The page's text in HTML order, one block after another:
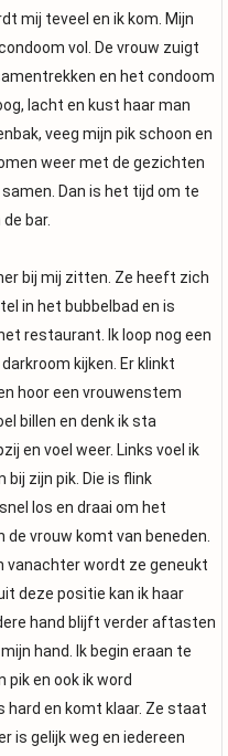
mij teveel en ik kom. Mijn
vol. De vrouw zuigt
en het condoom
lacht en kust haar man
veeg mijn pik schoon en
weer met de gezichten
Dan is het tijd om te
bar.
bij mij zitten. Ze heeft zich
in het bubbelbad en is
restaurant. Ik loop nog een
kijken. Er klinkt
hoor een vrouwenstem
billen en denk ik sta
en voel weer. Links voel ik
bij zijn pik. Die is flink
los en draai om het
de vrouw komt van beneden.
vanachter wordt ze geneukt
deze positie kan ik haar
hand blijft verder aftasten
hand. Ik begin eraan te
pik en ook ik word
hard en komt klaar. Ze staat
is gelijk weg en iedereen